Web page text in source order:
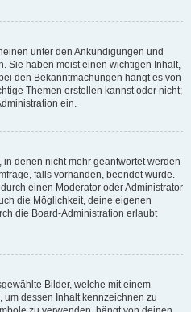
unter den Ankündigungen und
Sie haben meist einen wichtigen Inhalt,
den Bekanntmachungen hängt es von
Themen erstellen kannst oder nicht;
ein.
denen nicht mehr geantwortet werden
falls vorhanden, beendet wurde.
einen Moderator oder Administrator
die Möglichkeit, deine eigenen
die Board-Administration erlaubt
Bilder, welche mit einem
dessen Inhalt kennzeichnen zu